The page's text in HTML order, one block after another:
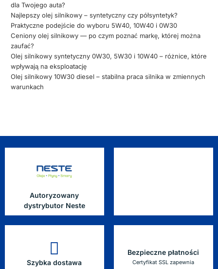
dla Twojego auta?
Najlepszy olej silnikowy – syntetyczny czy półsyntetyk?
Praktyczne podejście do wyboru 5W40, 10W40 i 0W30
Ceniony olej silnikowy — po czym poznać markę, której można
zaufać?
Olej silnikowy syntetyczny 0W30, 5W30 i 10W40 – różnice, które
wpływają na eksploatację
Olej silnikowy 10W30 diesel – stabilna praca silnika w zmiennych
warunkach
Autoryzowany
dystrybutor Neste
Szybka dostawa
Bezpieczne płatności
Certyfikat SSL zapewnia